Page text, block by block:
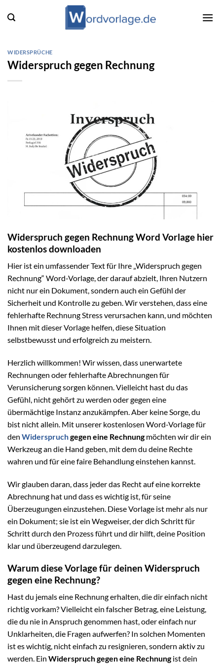
Inhalt
WIDERSPRÜCHE
Widerspruch gegen Rechnung
Widerspruch gegen Rechnung Word Vorlage hier
kostenlos downloaden
Hier ist ein umfassender Text für Ihre „Widerspruch gegen
Rechnung“ Word-Vorlage, der darauf abzielt, Ihren Nutzern
nicht nur ein Dokument, sondern auch ein Gefühl der
Sicherheit und Kontrolle zu geben. Wir verstehen, dass eine
fehlerhafte Rechnung Stress verursachen kann, und möchten
Ihnen mit dieser Vorlage helfen, diese Situation
selbstbewusst und erfolgreich zu meistern.
Herzlich willkommen! Wir wissen, dass unerwartete
Rechnungen oder fehlerhafte Abrechnungen für
Verunsicherung sorgen können. Vielleicht hast du das
Gefühl, nicht gehört zu werden oder gegen eine
übermächtige Instanz anzukämpfen. Aber keine Sorge, du
bist nicht allein. Mit unserer kostenlosen Word-Vorlage für
den Widerspruchgegen eine Rechnungmöchten wir dir ein
Werkzeug an die Hand geben, mit dem du deine Rechte
wahren und für eine faire Behandlung einstehen kannst.
Wir glauben daran, dass jeder das Recht auf eine korrekte
Abrechnung hat und dass es wichtig ist, für seine
Überzeugungen einzustehen. Diese Vorlage ist mehr als nur
ein Dokument; sie ist ein Wegweiser, der dich Schritt für
Schritt durch den Prozess führt und dir hilft, deine Position
klar und überzeugend darzulegen.
Warum diese Vorlage für deinen Widerspruch
gegen eine Rechnung?
Hast du jemals eine Rechnung erhalten, die dir einfach nicht
richtig vorkam? Vielleicht ein falscher Betrag, eine Leistung,
die du nie in Anspruch genommen hast, oder einfach nur
Unklarheiten, die Fragen aufwerfen? In solchen Momenten
ist es wichtig, nicht einfach zu resignieren, sondern aktiv zu
werden. Ein Widerspruch gegen eine Rechnungist dein